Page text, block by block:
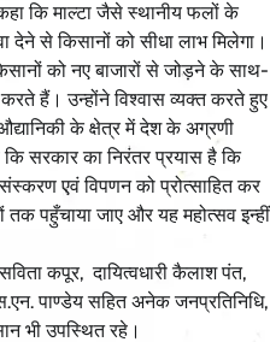
कि माल्टा जैसे स्थानीय फलों के
देने से किसानों को सीधा लाभ मिलेगा।
को नए बाजारों से जोड़ने के साथ-
हैं। उन्होंने विश्वास व्यक्त करते हुए
के क्षेत्र में देश के अग्रणी
कि सरकार का निरंतर प्रयास है कि
एवं विपणन को प्रोत्साहित कर
पहुँचाया जाए और यह महोत्सव इन्हीं
कपूर, दायित्वधारी कैलाश पंत,
पाण्डेय सहित अनेक जनप्रतिनिधि,
भी उपस्थित रहे।